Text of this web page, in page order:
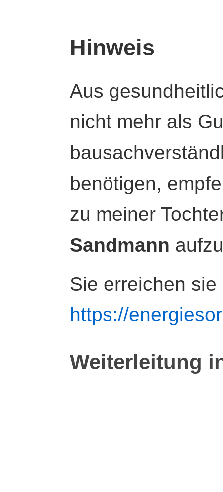
Hinweis
Aus
nicht mehr als
benötigen,
zu meiner
Sandmann
Sie erreichen sie
https://
Weiterleitung